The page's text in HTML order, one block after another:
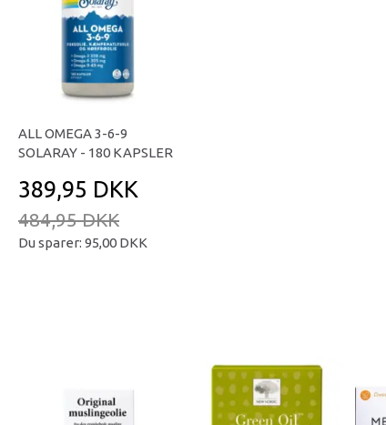
ALL OMEGA 3-6-9
SOLARAY - 180 KAPSLER
389,95 DKK
484,95 DKK
Du sparer: 95,00 DKK